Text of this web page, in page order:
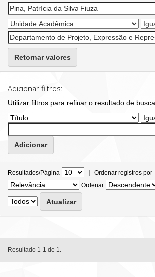
Retornar valores
Adicionar filtros:
Utilizar filtros para refinar o resultado de busca.
Resultados/Página | Ordenar registros por
Ordenar
Resultado 1-1 de 1.